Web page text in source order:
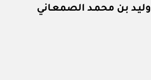
وليـد بن محمـد الصمعـاني